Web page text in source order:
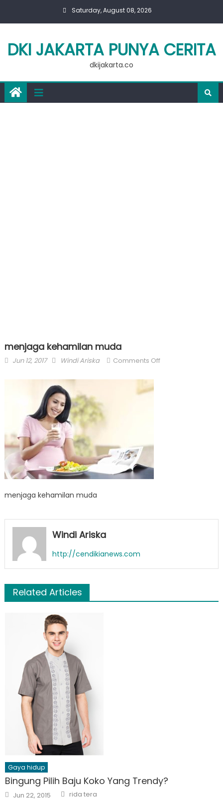
Saturday, August 08, 2026
DKI JAKARTA PUNYA CERITA
dkijakarta.co
menjaga kehamilan muda
Posted
Jun 12, 2017 Author
Windi Ariska Comments Offon
menjaga kehamilan muda
Windi Ariska
http://cendikianews.com
Related Articles
Gaya hidup
Bingung Pilih Baju Koko Yang Trendy?
Posted
Jun 22, 2015 Author
rida tera